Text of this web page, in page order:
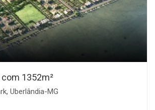
com 1352m²
Uberlândia-MG